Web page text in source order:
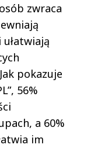
zwraca
pokazuje
56%
a 60%
im